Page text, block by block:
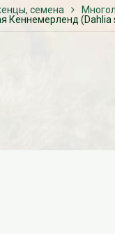
семена
Кеннемерленд